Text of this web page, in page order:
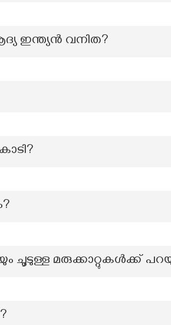
ഇന്ത്യൻ വനിത?
ചൂടുള്ള മരുക്കാറ്റുകൾക്ക്